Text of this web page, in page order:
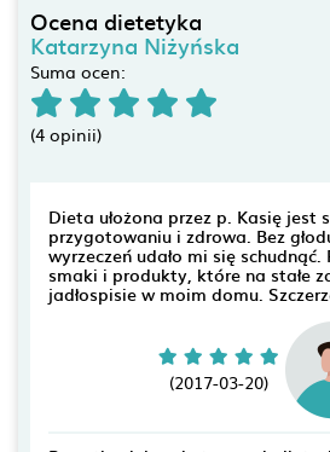
Ocena dietetyka
Katarzyna Niżyńska
Suma ocen:
(4 opinii)
Dieta ułożona przez p. Kasię jest
przygotowaniu i zdrowa. Bez
wyrzeczeń udało mi się schudnąć.
smaki i produkty, które na stałe
jadłospisie w moim domu.
(2017-03-20)